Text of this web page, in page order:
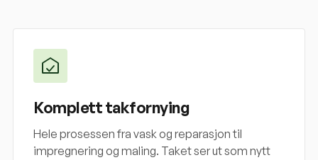
Komplett takfornying
Hele prosessen fra vask og reparasjon til
impregnering og maling. Taket ser ut som nytt